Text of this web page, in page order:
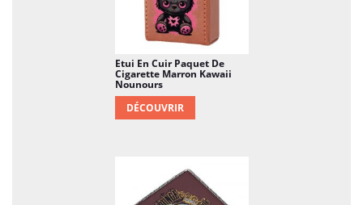
Etui En Cuir Paquet De
Cigarette Marron Kawaii
Nounours
DÉCOUVRIR